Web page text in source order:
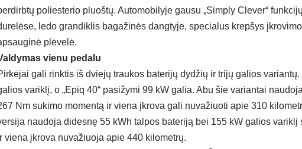
poliesterio pluoštų. Automobilyje gausu „Simply Clever“
ledo grandiklis bagažinės dangtyje, specialus krepšys
plėvelė.
vienu pedalu
gali rinktis iš dviejų traukos baterijų dydžių ir trijų galios variantų.
variklį, o „Epiq 40“ pasižymi 99 kW galia. Abu šie variantai
Nm sukimo momentą ir viena įkrova gali nuvažiuoti apie 310
naudoja didesnę 55 kWh talpos bateriją bei 155 kW galios variklį
viena įkrova nuvažiuoja apie 440 kilometrų.